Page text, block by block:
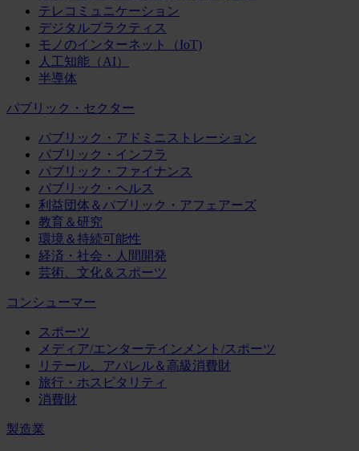
テレコミュニケーション
デジタルプラクティス
モノのインターネット（IoT)
人工知能（AI）
半導体
パブリック・セクター
パブリック・アドミニストレーション
パブリック・インフラ
パブリック・ファイナンス
パブリック・ヘルス
利益団体＆パブリック・アフェアーズ
教育＆研究
環境＆持続可能性
経済・社会・人間開発
芸術、文化＆スポーツ
コンシューマー
スポーツ
メディア/エンターテインメント/スポーツ
リテール、アパレル＆高級消費財
旅行・ホスピタリティ
消費財
製造業